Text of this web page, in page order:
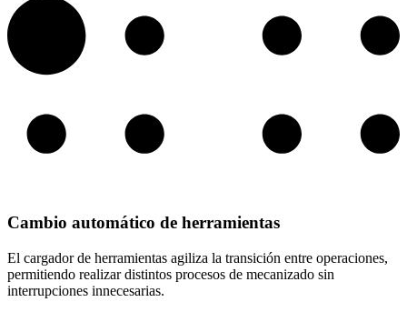
Cambio automático de herramientas
El cargador de herramientas agiliza la transición entre operaciones,
permitiendo realizar distintos procesos de mecanizado sin
interrupciones innecesarias.